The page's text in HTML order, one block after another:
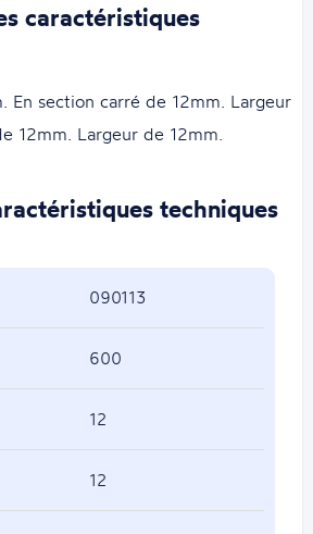
caractéristiques
En section carré de 12mm. Largeur
12mm. Largeur de 12mm.
techniques
090113
600
12
12